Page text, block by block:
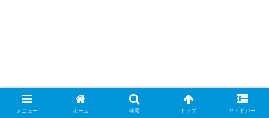
メニュー ホーム 検索 トップ サイドバー